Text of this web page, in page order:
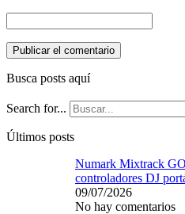
Busca posts aquí
Search for...
Últimos posts
Numark Mixtrack
controladores DJ
09/07/2026
No hay comentarios